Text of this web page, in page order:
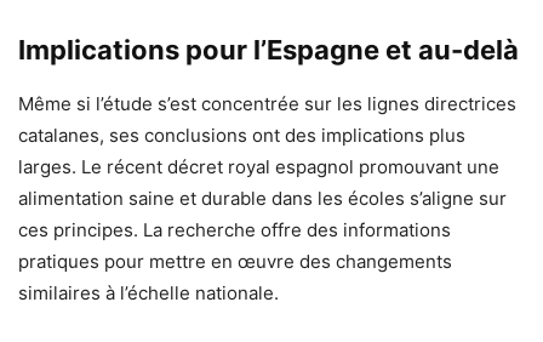
Implications pour l’Espagne et au-delà
Même si l’étude s’est concentrée sur les lignes directrices
catalanes, ses conclusions ont des implications plus
larges. Le récent décret royal espagnol promouvant une
alimentation saine et durable dans les écoles s’aligne sur
ces principes. La recherche offre des informations
pratiques pour mettre en œuvre des changements
similaires à l’échelle nationale.